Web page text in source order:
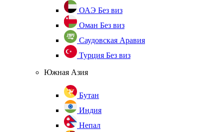
ОАЭ Без виз
Оман Без виз
Саудовская Аравия
Турция Без виз
Южная Азия
Бутан
Индия
Непал